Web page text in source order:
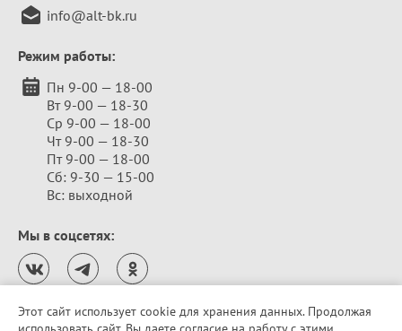
info@alt-bk.ru
Режим работы:
Пн 9-00 — 18-00
Вт 9-00 — 18-30
Ср 9-00 — 18-00
Чт 9-00 — 18-30
Пт 9-00 — 18-00
Сб: 9-30 — 15-00
Вс: выходной
Мы в соцсетях:
Этот сайт использует cookie для хранения данных. Продолжая